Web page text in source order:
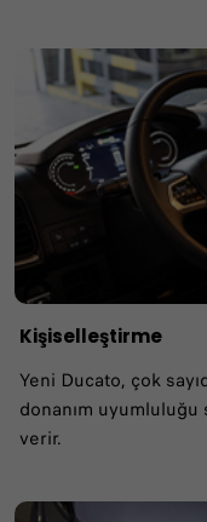
Kişiselleştirme
Yeni Ducato, çok
donanım uyumluluğu
verir.